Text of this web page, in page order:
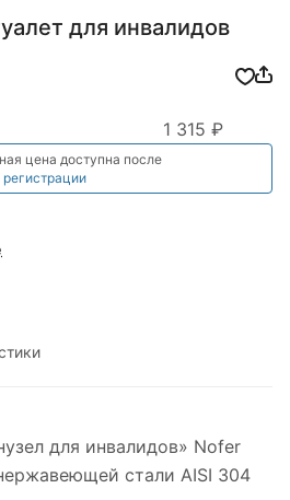
для инвалидов
1 315 ₽
цена доступна после
регистрации
для инвалидов» Nofer
стали AISI 304